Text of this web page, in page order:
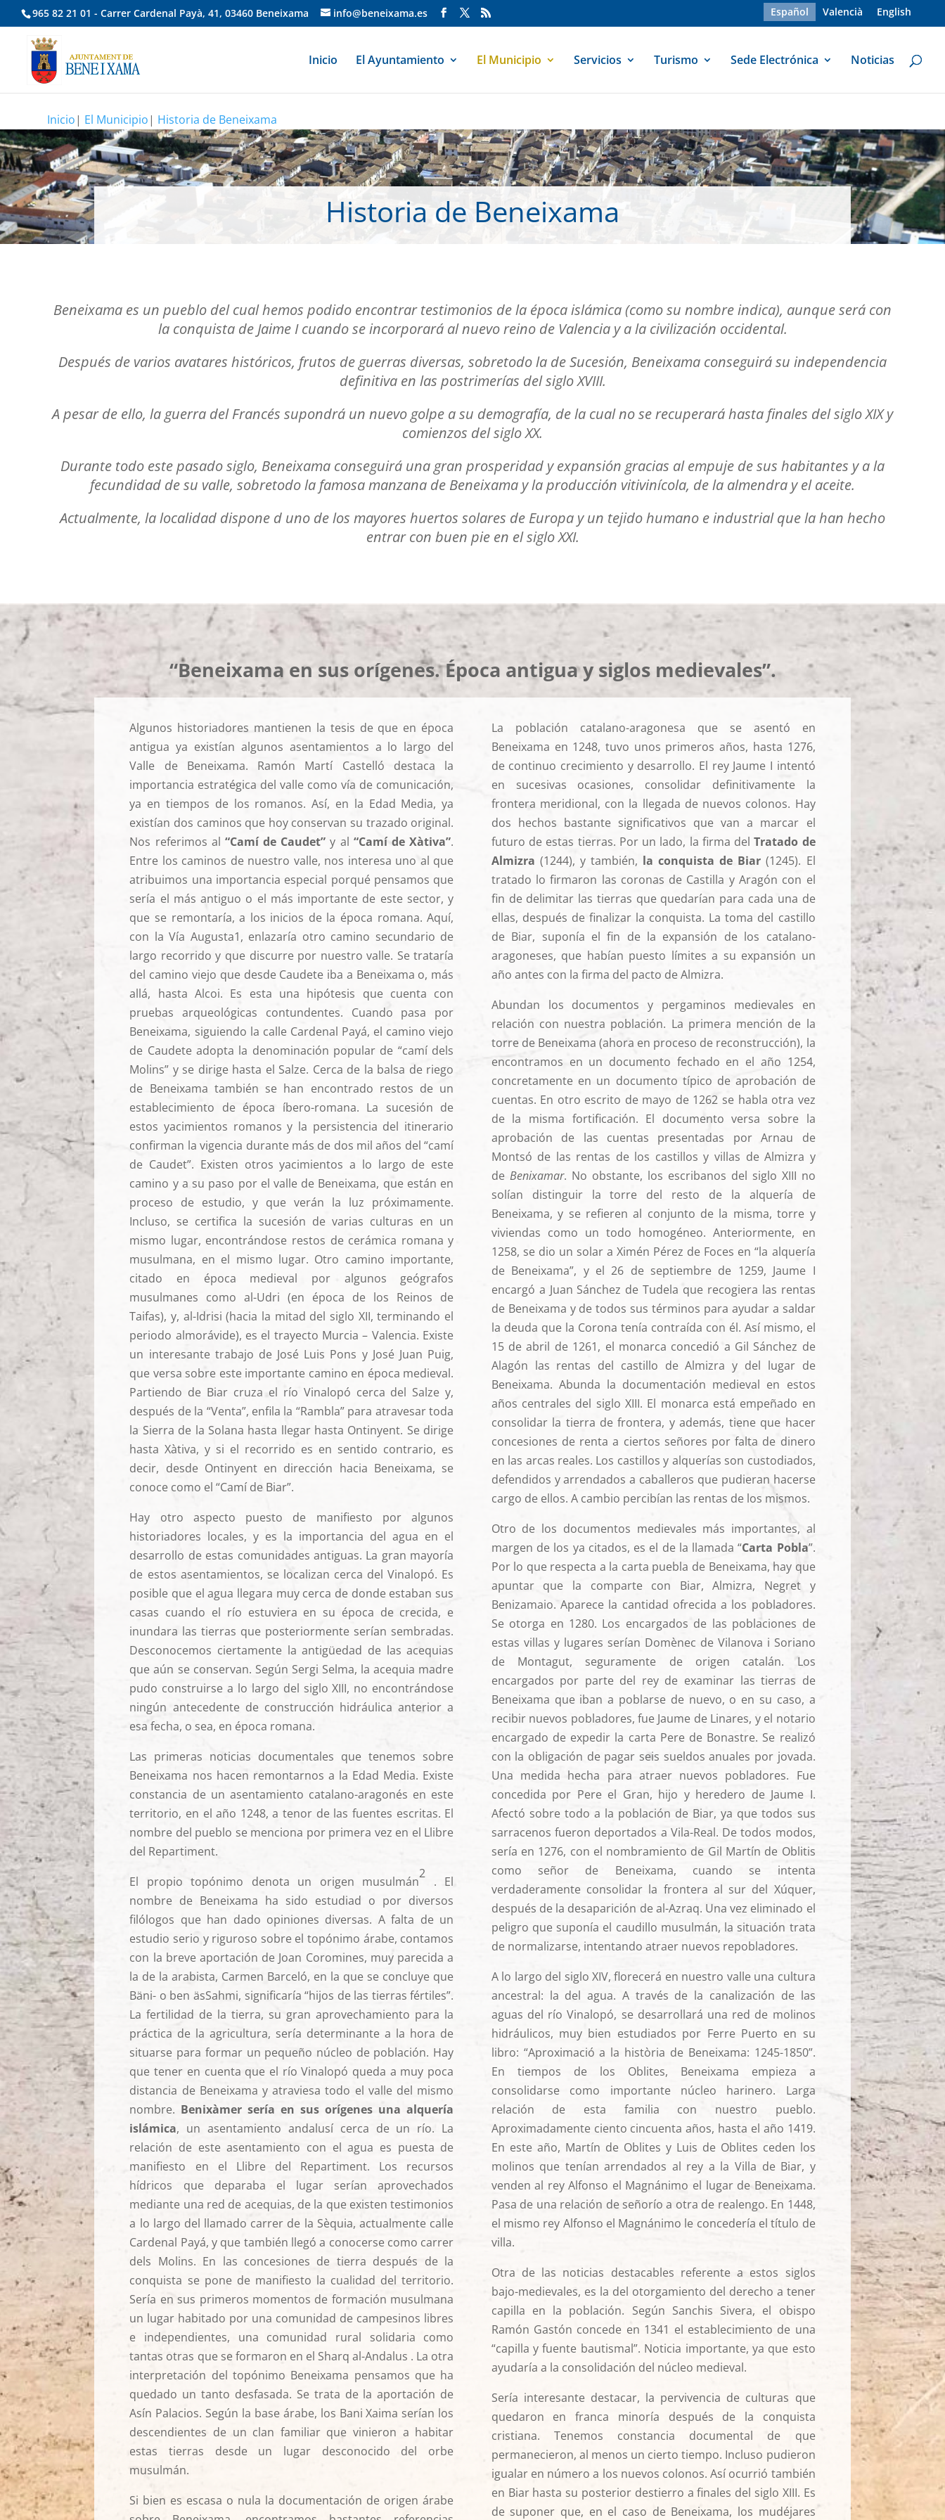
965 82 21 01 - Carrer Cardenal Payà, 41, 03460 Beneixama info@beneixama.es Español Valencià English
Inicio El Ayuntamiento El Municipio Servicios Turismo Sede Electrónica Noticias
Inicio| El Municipio| Historia de Beneixama
Historia de Beneixama
Beneixama es un pueblo del cual hemos podido encontrar testimonios de la época islámica (como su nombre indica), aunque será con
la conquista de Jaime I cuando se incorporará al nuevo reino de Valencia y a la civilización occidental.
Después de varios avatares históricos, frutos de guerras diversas, sobretodo la de Sucesión, Beneixama conseguirá su independencia
definitiva en las postrimerías del siglo XVIII.
A pesar de ello, la guerra del Francés supondrá un nuevo golpe a su demografía, de la cual no se recuperará hasta finales del siglo XIX y
comienzos del siglo XX.
Durante todo este pasado siglo, Beneixama conseguirá una gran prosperidad y expansión gracias al empuje de sus habitantes y a la
fecundidad de su valle, sobretodo la famosa manzana de Beneixama y la producción vitivinícola, de la almendra y el aceite.
Actualmente, la localidad dispone d uno de los mayores huertos solares de Europa y un tejido humano e industrial que la han hecho
entrar con buen pie en el siglo XXI.
“Beneixama en sus orígenes. Época antigua y siglos medievales”.
Algunos historiadores mantienen la tesis de que en época
antigua ya existían algunos asentamientos a lo largo del
Valle de Beneixama. Ramón Martí Castelló destaca la
importancia estratégica del valle como vía de comunicación,
ya en tiempos de los romanos. Así, en la Edad Media, ya
existían dos caminos que hoy conservan su trazado original.
Nos referimos al “Camí de Caudet” y al “Camí de Xàtiva”.
Entre los caminos de nuestro valle, nos interesa uno al que
atribuimos una importancia especial porqué pensamos que
sería el más antiguo o el más importante de este sector, y
que se remontaría, a los inicios de la época romana. Aquí,
con la Vía Augusta1, enlazaría otro camino secundario de
largo recorrido y que discurre por nuestro valle. Se trataría
del camino viejo que desde Caudete iba a Beneixama o, más
allá, hasta Alcoi. Es esta una hipótesis que cuenta con
pruebas arqueológicas contundentes. Cuando pasa por
Beneixama, siguiendo la calle Cardenal Payá, el camino viejo
de Caudete adopta la denominación popular de “camí dels
Molins” y se dirige hasta el Salze. Cerca de la balsa de riego
de Beneixama también se han encontrado restos de un
establecimiento de época íbero-romana. La sucesión de
estos yacimientos romanos y la persistencia del itinerario
confirman la vigencia durante más de dos mil años del “camí
de Caudet”. Existen otros yacimientos a lo largo de este
camino y a su paso por el valle de Beneixama, que están en
proceso de estudio, y que verán la luz próximamente.
Incluso, se certifica la sucesión de varias culturas en un
mismo lugar, encontrándose restos de cerámica romana y
musulmana, en el mismo lugar. Otro camino importante,
citado en época medieval por algunos geógrafos
musulmanes como al-Udri (en época de los Reinos de
Taifas), y, al-Idrisi (hacia la mitad del siglo XII, terminando el
periodo almorávide), es el trayecto Murcia – Valencia. Existe
un interesante trabajo de José Luis Pons y José Juan Puig,
que versa sobre este importante camino en época medieval.
Partiendo de Biar cruza el río Vinalopó cerca del Salze y,
después de la “Venta”, enfila la “Rambla” para atravesar toda
la Sierra de la Solana hasta llegar hasta Ontinyent. Se dirige
hasta Xàtiva, y si el recorrido es en sentido contrario, es
decir, desde Ontinyent en dirección hacia Beneixama, se
conoce como el “Camí de Biar”.
Hay otro aspecto puesto de manifiesto por algunos
historiadores locales, y es la importancia del agua en el
desarrollo de estas comunidades antiguas. La gran mayoría
de estos asentamientos, se localizan cerca del Vinalopó. Es
posible que el agua llegara muy cerca de donde estaban sus
casas cuando el río estuviera en su época de crecida, e
inundara las tierras que posteriormente serían sembradas.
Desconocemos ciertamente la antigüedad de las acequias
que aún se conservan. Según Sergi Selma, la acequia madre
pudo construirse a lo largo del siglo XIII, no encontrándose
ningún antecedente de construcción hidráulica anterior a
esa fecha, o sea, en época romana.
Las primeras noticias documentales que tenemos sobre
Beneixama nos hacen remontarnos a la Edad Media. Existe
constancia de un asentamiento catalano-aragonés en este
territorio, en el año 1248, a tenor de las fuentes escritas. El
nombre del pueblo se menciona por primera vez en el Llibre
del Repartiment.
El propio topónimo denota un origen musulmán
2
. El
nombre de Beneixama ha sido estudiad o por diversos
filólogos que han dado opiniones diversas. A falta de un
estudio serio y riguroso sobre el topónimo árabe, contamos
con la breve aportación de Joan Coromines, muy parecida a
la de la arabista, Carmen Barceló, en la que se concluye que
Bäni- o ben äsSahmi, significaría “hijos de las tierras fértiles”.
La fertilidad de la tierra, su gran aprovechamiento para la
práctica de la agricultura, sería determinante a la hora de
situarse para formar un pequeño núcleo de población. Hay
que tener en cuenta que el río Vinalopó queda a muy poca
distancia de Beneixama y atraviesa todo el valle del mismo
nombre. Benixàmer sería en sus orígenes una alquería
islámica, un asentamiento andalusí cerca de un río. La
relación de este asentamiento con el agua es puesta de
manifiesto en el Llibre del Repartiment. Los recursos
hídricos que deparaba el lugar serían aprovechados
mediante una red de acequias, de la que existen testimonios
a lo largo del llamado carrer de la Sèquia, actualmente calle
Cardenal Payá, y que también llegó a conocerse como carrer
dels Molins. En las concesiones de tierra después de la
conquista se pone de manifiesto la cualidad del territorio.
Sería en sus primeros momentos de formación musulmana
un lugar habitado por una comunidad de campesinos libres
e independientes, una comunidad rural solidaria como
tantas otras que se formaron en el Sharq al-Andalus . La otra
interpretación del topónimo Beneixama pensamos que ha
quedado un tanto desfasada. Se trata de la aportación de
Asín Palacios. Según la base árabe, los Bani Xaima serían los
descendientes de un clan familiar que vinieron a habitar
estas tierras desde un lugar desconocido del orbe
musulmán.
Si bien es escasa o nula la documentación de origen árabe
La población catalano-aragonesa que se asentó en
Beneixama en 1248, tuvo unos primeros años, hasta 1276,
de continuo crecimiento y desarrollo. El rey Jaume I intentó
en sucesivas ocasiones, consolidar definitivamente la
frontera meridional, con la llegada de nuevos colonos. Hay
dos hechos bastante significativos que van a marcar el
futuro de estas tierras. Por un lado, la firma delTratado de
Almizra (1244), y también, la conquista de Biar (1245). El
tratado lo firmaron las coronas de Castilla y Aragón con el
fin de delimitar las tierras que quedarían para cada una de
ellas, después de finalizar la conquista. La toma del castillo
de Biar, suponía el fin de la expansión de los catalano-
aragoneses, que habían puesto límites a su expansión un
año antes con la firma del pacto de Almizra.
Abundan los documentos y pergaminos medievales en
relación con nuestra población. La primera mención de la
torre de Beneixama (ahora en proceso de reconstrucción), la
encontramos en un documento fechado en el año 1254,
concretamente en un documento típico de aprobación de
cuentas. En otro escrito de mayo de 1262 se habla otra vez
de la misma fortificación. El documento versa sobre la
aprobación de las cuentas presentadas por Arnau de
Montsó de las rentas de los castillos y villas de Almizra y
de Benixamar. No obstante, los escribanos del siglo XIII no
solían distinguir la torre del resto de la alquería de
Beneixama, y se refieren al conjunto de la misma, torre y
viviendas como un todo homogéneo. Anteriormente, en
1258, se dio un solar a Ximén Pérez de Foces en “la alquería
de Beneixama”, y el 26 de septiembre de 1259, Jaume I
encargó a Juan Sánchez de Tudela que recogiera las rentas
de Beneixama y de todos sus términos para ayudar a saldar
la deuda que la Corona tenía contraída con él. Así mismo, el
15 de abril de 1261, el monarca concedió a Gil Sánchez de
Alagón las rentas del castillo de Almizra y del lugar de
Beneixama. Abunda la documentación medieval en estos
años centrales del siglo XIII. El monarca está empeñado en
consolidar la tierra de frontera, y además, tiene que hacer
concesiones de renta a ciertos señores por falta de dinero
en las arcas reales. Los castillos y alquerías son custodiados,
defendidos y arrendados a caballeros que pudieran hacerse
cargo de ellos. A cambio percibían las rentas de los mismos.
Otro de los documentos medievales más importantes, al
margen de los ya citados, es el de la llamada “Carta Pobla”.
Por lo que respecta a la carta puebla de Beneixama, hay que
apuntar que la comparte con Biar, Almizra, Negret y
Benizamaio. Aparece la cantidad ofrecida a los pobladores.
Se otorga en 1280. Los encargados de las poblaciones de
estas villas y lugares serían Domènec de Vilanova i Soriano
de Montagut, seguramente de origen catalán. Los
encargados por parte del rey de examinar las tierras de
Beneixama que iban a poblarse de nuevo, o en su caso, a
recibir nuevos pobladores, fue Jaume de Linares, y el notario
encargado de expedir la carta Pere de Bonastre. Se realizó
con la obligación de pagar seis sueldos anuales por jovada.
Una medida hecha para atraer nuevos pobladores. Fue
concedida por Pere el Gran, hijo y heredero de Jaume I.
Afectó sobre todo a la población de Biar, ya que todos sus
sarracenos fueron deportados a Vila-Real. De todos modos,
sería en 1276, con el nombramiento de Gil Martín de Oblitis
como señor de Beneixama, cuando se intenta
verdaderamente consolidar la frontera al sur del Xúquer,
después de la desaparición de al-Azraq. Una vez eliminado el
peligro que suponía el caudillo musulmán, la situación trata
de normalizarse, intentando atraer nuevos repobladores.
A lo largo del siglo XIV, florecerá en nuestro valle una cultura
ancestral: la del agua. A través de la canalización de las
aguas del río Vinalopó, se desarrollará una red de molinos
hidráulicos, muy bien estudiados por Ferre Puerto en su
libro: “Aproximació a la història de Beneixama: 1245-1850”.
En tiempos de los Oblites, Beneixama empieza a
consolidarse como importante núcleo harinero. Larga
relación de esta familia con nuestro pueblo.
Aproximadamente ciento cincuenta años, hasta el año 1419.
En este año, Martín de Oblites y Luis de Oblites ceden los
molinos que tenían arrendados al rey a la Villa de Biar, y
venden al rey Alfonso el Magnánimo el lugar de Beneixama.
Pasa de una relación de señorío a otra de realengo. En 1448,
el mismo rey Alfonso el Magnánimo le concedería el título de
villa.
Otra de las noticias destacables referente a estos siglos
bajo-medievales, es la del otorgamiento del derecho a tener
capilla en la población. Según Sanchis Sivera, el obispo
Ramón Gastón concede en 1341 el establecimiento de una
“capilla y fuente bautismal”. Noticia importante, ya que esto
ayudaría a la consolidación del núcleo medieval.
Sería interesante destacar, la pervivencia de culturas que
quedaron en franca minoría después de la conquista
cristiana. Tenemos constancia documental de que
permanecieron, al menos un cierto tiempo. Incluso pudieron
igualar en número a los nuevos colonos. Así ocurrió también
en Biar hasta su posterior destierro a finales del siglo XIII. Es
de suponer que, en el caso de Beneixama, los mudéjares